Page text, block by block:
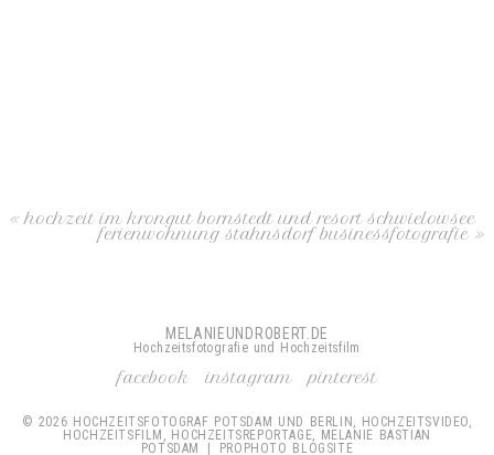
« hochzeit im krongut bornstedt und resort schwielowsee
ferienwohnung stahnsdorf businessfotografie »
MELANIEUNDROBERT.DE
Hochzeitsfotografie und Hochzeitsfilm
facebook instagram pinterest
© 2026 HOCHZEITSFOTOGRAF POTSDAM UND BERLIN, HOCHZEITSVIDEO,
HOCHZEITSFILM, HOCHZEITSREPORTAGE, MELANIE BASTIAN
POTSDAM
PROPHOTO BLOGSITE